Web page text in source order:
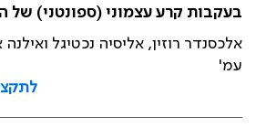
בעקבות קרע עצמוני (ספונטני) של
אלכסנדר רוזין, אליסיה נכטיגל ואילנה
עמ'